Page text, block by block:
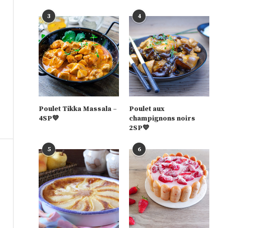
3
Poulet Tikka Massala –
4SP💙
4
Poulet aux
champignons noirs
2SP💙
5 6